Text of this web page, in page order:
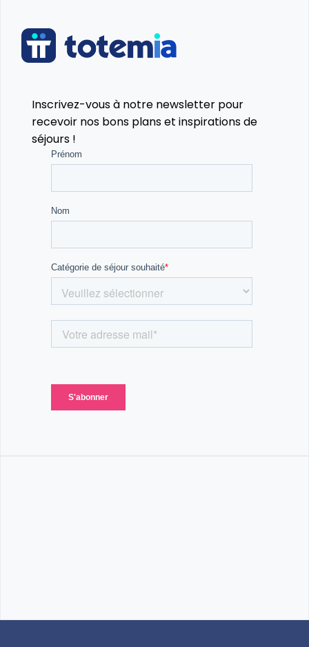
Inscrivez-vous à notre newsletter pour
recevoir nos bons plans et inspirations de
séjours !